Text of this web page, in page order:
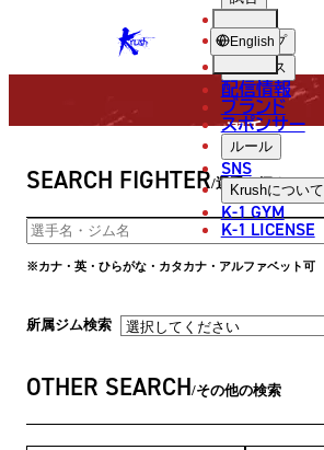
KRUSH English
ショップ
ニュース
配信情報
ブランド
スポンサー
ルール
SNS
Krushについて
K-1 GYM
K-1 LICENSE
FIGHTER
選手
SEARCH FIGHTER 選手を探す
※カナ・英・ひらがな・カタカナ・アルファベット可
所属ジム検索
OTHER SEARCH その他の検索